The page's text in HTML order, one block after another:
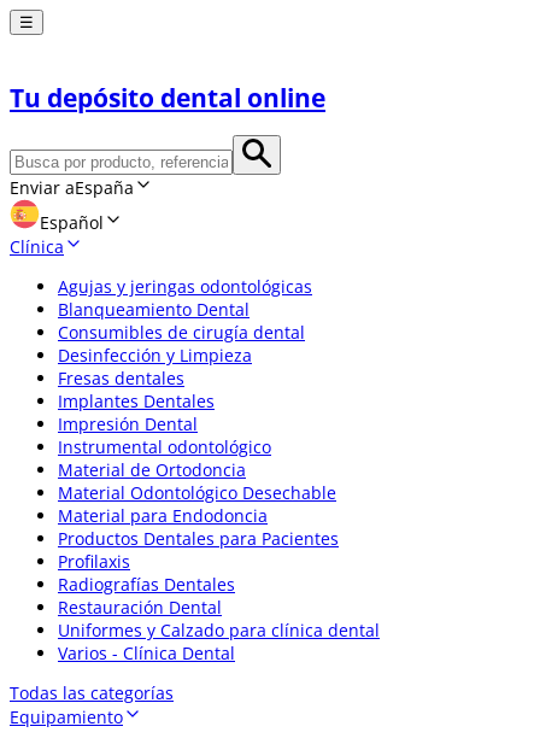
☰
Tu depósito dental online
Enviar aEspaña
Español
Clínica
Agujas y jeringas odontológicas
Blanqueamiento Dental
Consumibles de cirugía dental
Desinfección y Limpieza
Fresas dentales
Implantes Dentales
Impresión Dental
Instrumental odontológico
Material de Ortodoncia
Material Odontológico Desechable
Material para Endodoncia
Productos Dentales para Pacientes
Profilaxis
Radiografías Dentales
Restauración Dental
Uniformes y Calzado para clínica dental
Varios - Clínica Dental
Todas las categorías
Equipamiento